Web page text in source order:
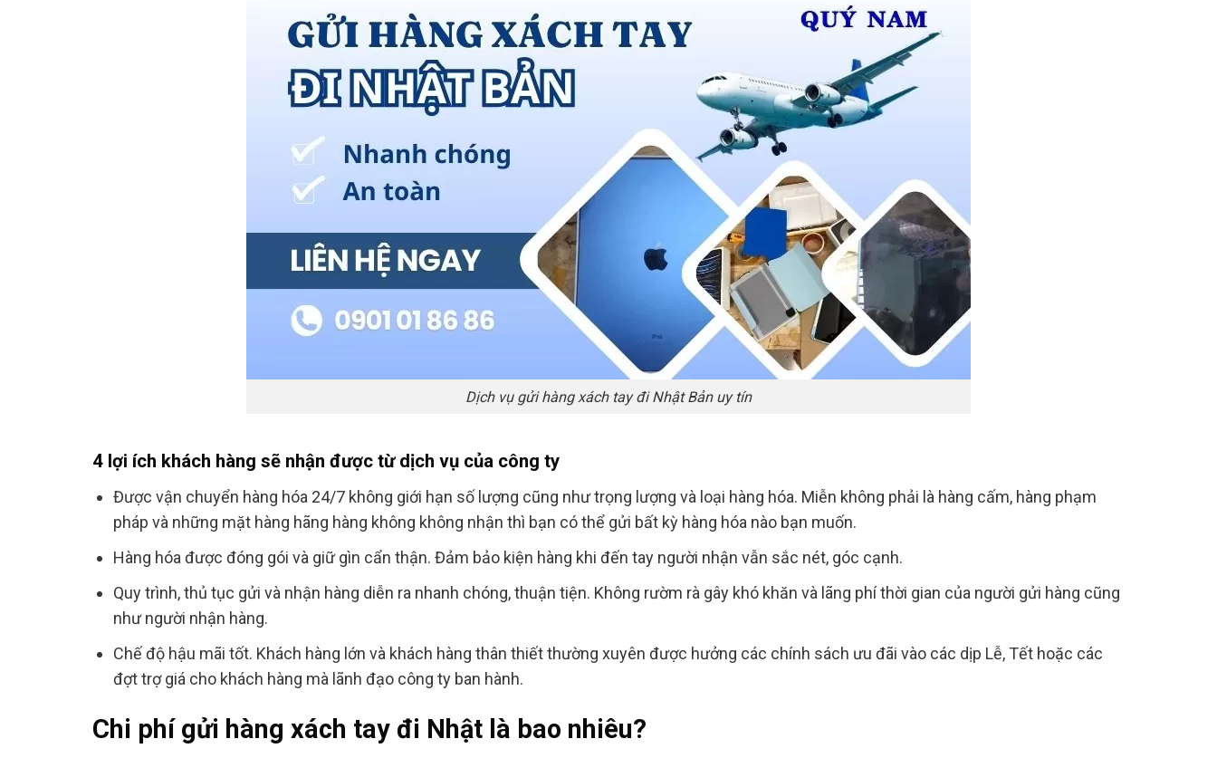
Dịch vụ gửi hàng xách tay đi Nhật Bản uy tín
4 lợi ích khách hàng sẽ nhận được từ dịch vụ của công ty
Được vận chuyển hàng hóa 24/7 không giới hạn số lượng cũng như trọng lượng và loại hàng hóa. Miễn không phải là hàng cấm, hàng phạm
pháp và những mặt hàng hãng hàng không không nhận thì bạn có thể gửi bất kỳ hàng hóa nào bạn muốn.
Hàng hóa được đóng gói và giữ gìn cẩn thận. Đảm bảo kiện hàng khi đến tay người nhận vẫn sắc nét, góc cạnh.
Quy trình, thủ tục gửi và nhận hàng diễn ra nhanh chóng, thuận tiện. Không rườm rà gây khó khăn và lãng phí thời gian của người gửi hàng cũng
như người nhận hàng.
Chế độ hậu mãi tốt. Khách hàng lớn và khách hàng thân thiết thường xuyên được hưởng các chính sách ưu đãi vào các dịp Lễ, Tết hoặc các
đợt trợ giá cho khách hàng mà lãnh đạo công ty ban hành.
Chi phí gửi hàng xách tay đi Nhật là bao nhiêu?